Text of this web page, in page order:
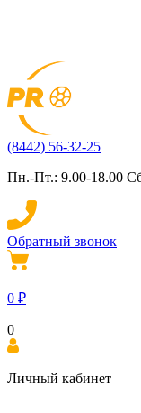
(8442) 56-32-25
Пн.-Пт.: 9.00-18.00
Обратный звонок
0 ₽
0
Личный кабинет